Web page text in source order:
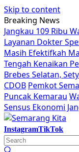
Skip to content
Breaking News
Jangkau 109 Ribu
Layanan Dokter
Masih Efektifkah
Tengah Kenaikan
Brebes Selatan,
CDOB Pemkot
Puncak Kemarau
Sensus Ekonomi
InstagramTikTok